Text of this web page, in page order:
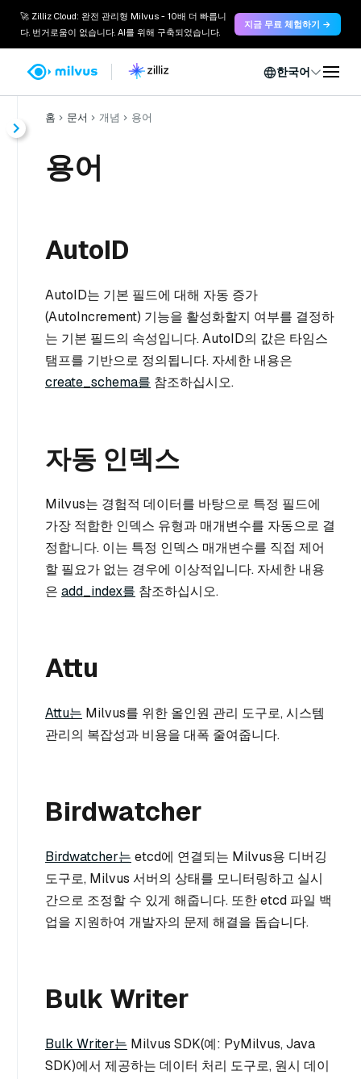
🚀 Zilliz Cloud: 완전 관리형 Milvus - 10배 더 빠릅니
다. 번거로움이 없습니다. AI를 위해 구축되었습니다.
지금 무료 체험하기 →
한국어
홈 문서 개념 용어
용어
AutoID
AutoID는 기본 필드에 대해 자동 증가
(AutoIncrement) 기능을 활성화할지 여부를 결정하
는 기본 필드의 속성입니다. AutoID의 값은 타임스
탬프를 기반으로 정의됩니다. 자세한 내용은
create_schema를 참조하십시오.
자동 인덱스
Milvus는 경험적 데이터를 바탕으로 특정 필드에
가장 적합한 인덱스 유형과 매개변수를 자동으로 결
정합니다. 이는 특정 인덱스 매개변수를 직접 제어
할 필요가 없는 경우에 이상적입니다. 자세한 내용
은 add_index를 참조하십시오.
Attu
Attu는 Milvus를 위한 올인원 관리 도구로, 시스템
관리의 복잡성과 비용을 대폭 줄여줍니다.
Birdwatcher
Birdwatcher는 etcd에 연결되는 Milvus용 디버깅
도구로, Milvus 서버의 상태를 모니터링하고 실시
간으로 조정할 수 있게 해줍니다. 또한 etcd 파일 백
업을 지원하여 개발자의 문제 해결을 돕습니다.
Bulk Writer
Bulk Writer는 Milvus SDK(예: PyMilvus, Java
SDK)에서 제공하는 데이터 처리 도구로, 원시 데이